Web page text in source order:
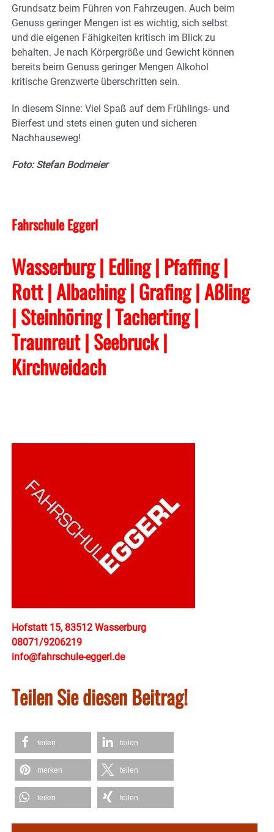
Grundsatz beim Führen von Fahrzeugen. Auch beim
Genuss geringer Mengen ist es wichtig, sich selbst
und die eigenen Fähigkeiten kritisch im Blick zu
behalten. Je nach Körpergröße und Gewicht können
bereits beim Genuss geringer Mengen Alkohol
kritische Grenzwerte überschritten sein.
In diesem Sinne: Viel Spaß auf dem Frühlings- und
Bierfest und stets einen guten und sicheren
Nachhauseweg!
Foto: Stefan Bodmeier
Fahrschule Eggerl
Wasserburg | Edling | Pfaffing |
Rott | Albaching| Grafing| Aßling
| Steinhöring | Tacherting|
Traunreut | Seebruck |
Kirchweidach
Hofstatt 15, 83512 Wasserburg
08071/9206219
info@fahrschule-eggerl.de
Teilen Sie diesen Beitrag!
teilen teilen
merken teilen
teilen teilen